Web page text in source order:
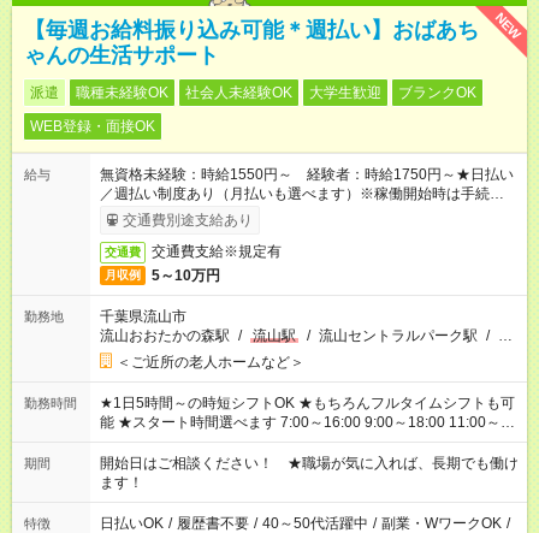
NEW
【毎週お給料振り込み可能＊週払い】おばあち
ゃんの生活サポート
派遣 職種未経験OK 社会人未経験OK 大学生歓迎
ブランクOK
WEB登録・面接OK
給与
無資格未経験：時給1550円～ 経験者：時給1750円～★日払い
／週払い制度あり（月払いも選べます）※稼働開始時は手続き完
了次第のお支払いとなります。
交通費別途支給あり
交通費 交通費支給※規定有
月収例 5～10万円
勤務地
千葉県流山市
流山おおたかの森駅 / 流山駅 / 流山セントラルパーク駅 / …
＜ご近所の老人ホームなど＞
勤務時間
★1日5時間～の時短シフトOK ★もちろんフルタイムシフトも可
能 ★スタート時間選べます 7:00～16:00 9:00～18:00 11:00～
20:00 など 残業なし！ ※Wワークの場合、他のお仕事と合わせ
週40時間超の就業はご案内できません ※法令に基づき、週20時
間以上勤務は社会保険への加入対象となります ※労働者派遣法
（日雇い派遣の原則禁止）により、短時間・短期間の就業はご
案内が難しい場合があります
期間
開始日はご相談ください！ ★職場が気に入れば、長期でも働け
ます！
特徴 日払いOK / 履歴書不要 / 40～50代活躍中 / 副業・WワークOK /